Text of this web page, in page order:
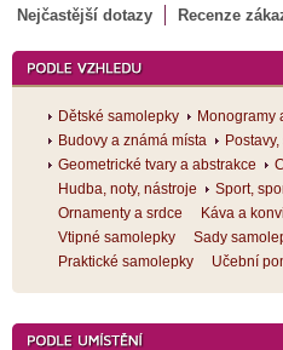
Nejčastější dotazy
Recenze
Dětské samolepky Monogramy
Budovy a známá místa
Geometrické tvary a abstrakce
Hudba, noty, nástroje
Sport,
Ornamenty a srdce
Káva a
Vtipné samolepky
Sady
Praktické samolepky
Učební